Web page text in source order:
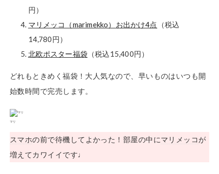
円）
マリメッコ（marimekko）お出かけ4点 （税込
14,780円）
北欧ポスター福袋 （税込15,400円）
どれもときめく福袋！大人気なので、早いものはいつも開
始数時間で完売します。
マリ
スマホの前で待機してよかった！部屋の中にマリメッコ が
増えてカワイイです♩